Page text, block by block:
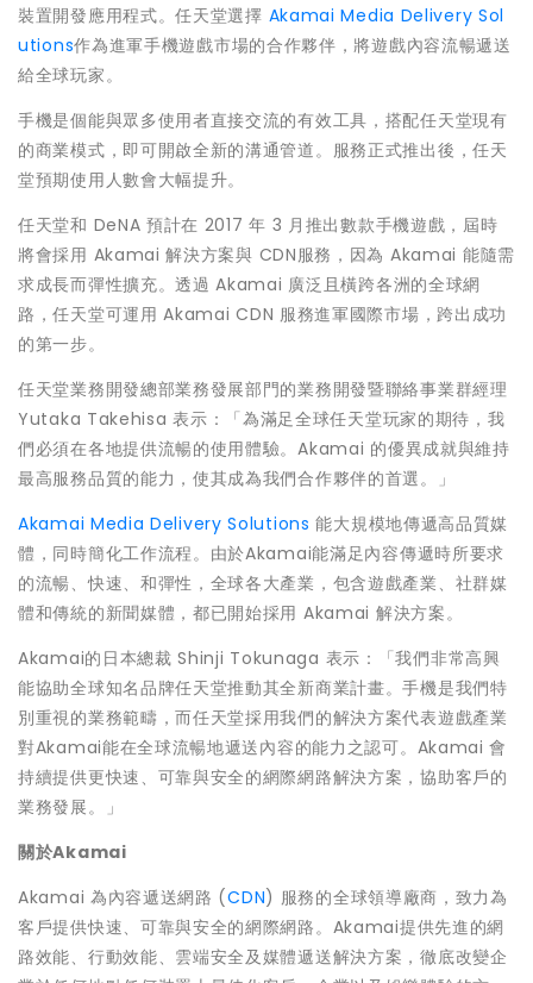
裝置開發應用程式。任天堂選擇 Akamai Media Delivery Sol
utions作為進軍手機遊戲市場的合作夥伴，將遊戲內容流暢遞送
給全球玩家。
手機是個能與眾多使用者直接交流的有效工具，搭配任天堂現有
的商業模式，即可開啟全新的溝通管道。服務正式推出後，任天
堂預期使用人數會大幅提升。
任天堂和 DeNA 預計在 2017 年 3 月推出數款手機遊戲，屆時
將會採用 Akamai 解決方案與 CDN服務，因為 Akamai 能隨需
求成長而彈性擴充。透過 Akamai 廣泛且橫跨各洲的全球網
路，任天堂可運用 Akamai CDN 服務進軍國際市場，跨出成功
的第一步。
任天堂業務開發總部業務發展部門的業務開發暨聯絡事業群經理
Yutaka Takehisa 表示：「為滿足全球任天堂玩家的期待，我
們必須在各地提供流暢的使用體驗。Akamai 的優異成就與維持
最高服務品質的能力，使其成為我們合作夥伴的首選。」
Akamai Media Delivery Solutions 能大規模地傳遞高品質媒
體，同時簡化工作流程。由於Akamai能滿足內容傳遞時所要求
的流暢、快速、和彈性，全球各大產業，包含遊戲產業、社群媒
體和傳統的新聞媒體，都已開始採用 Akamai 解決方案。
Akamai的日本總裁 Shinji Tokunaga 表示：「我們非常高興
能協助全球知名品牌任天堂推動其全新商業計畫。手機是我們特
別重視的業務範疇，而任天堂採用我們的解決方案代表遊戲產業
對Akamai能在全球流暢地遞送內容的能力之認可。Akamai 會
持續提供更快速、可靠與安全的網際網路解決方案，協助客戶的
業務發展。」
關於Akamai
Akamai 為內容遞送網路 (CDN) 服務的全球領導廠商，致力為
客戶提供快速、可靠與安全的網際網路。Akamai提供先進的網
路效能、行動效能、雲端安全及媒體遞送解決方案，徹底改變企